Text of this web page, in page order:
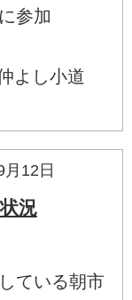
参加
よし小道
12日
況
ている朝市